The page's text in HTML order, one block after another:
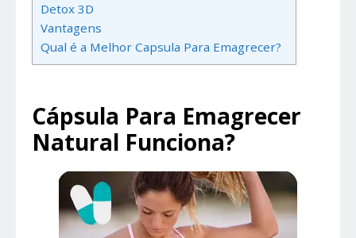
Detox 3D
Vantagens
Qual é a Melhor Capsula Para Emagrecer?
Cápsula Para Emagrecer
Natural Funciona?